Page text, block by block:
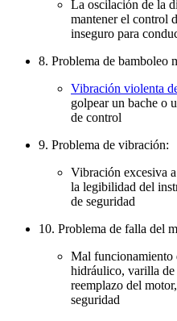
La oscilación de la
mantener el control
inseguro para
8. Problema de bamboleo
Vibración violenta
golpear un bache o
de control
9. Problema de vibración:
Vibración excesiva
la legibilidad del
de seguridad
10. Problema de falla del
Mal funcionamiento
hidráulico, varilla de
reemplazo del
seguridad